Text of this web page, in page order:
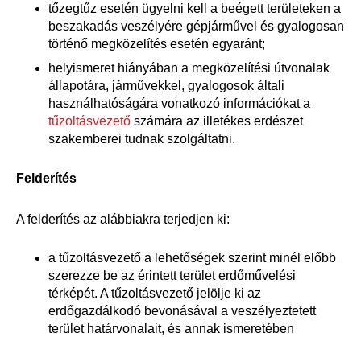
tőzegtűz esetén ügyelni kell a beégett területeken a
beszakadás veszélyére gépjárművel és gyalogosan
történő megközelítés esetén egyaránt;
helyismeret hiányában a megközelítési útvonalak
állapotára, járművekkel, gyalogosok általi
használhatóságára vonatkozó információkat a
tűzoltásvezető számára az illetékes erdészet
szakemberei tudnak szolgáltatni.
Felderítés
A felderítés az alábbiakra terjedjen ki:
a tűzoltásvezető a lehetőségek szerint minél előbb
szerezze be az érintett terület erdőművelési
térképét. A tűzoltásvezető jelölje ki az
erdőgazdálkodó bevonásával a veszélyeztetett
terület határvonalait, és annak ismeretében